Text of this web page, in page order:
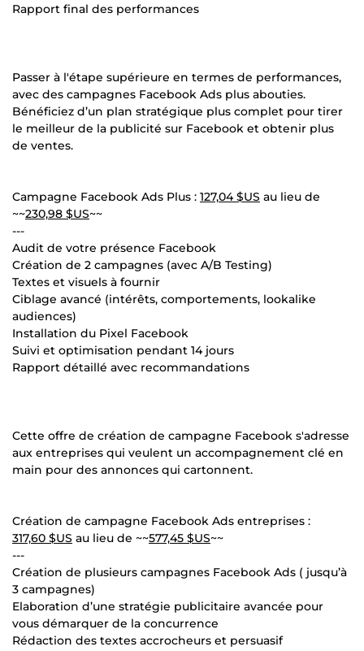
Rapport final des performances
Passer à l'étape supérieure en termes de performances,
avec des campagnes Facebook Ads plus abouties.
Bénéficiez d’un plan stratégique plus complet pour tirer
le meilleur de la publicité sur Facebook et obtenir plus
de ventes.
Campagne Facebook Ads Plus : 127,04 $US au lieu de
~~230,98 $US~~
---
Audit de votre présence Facebook
Création de 2 campagnes (avec A/B Testing)
Textes et visuels à fournir
Ciblage avancé (intérêts, comportements, lookalike
audiences)
Installation du Pixel Facebook
Suivi et optimisation pendant 14 jours
Rapport détaillé avec recommandations
Cette offre de création de campagne Facebook s'adresse
aux entreprises qui veulent un accompagnement clé en
main pour des annonces qui cartonnent.
Création de campagne Facebook Ads entreprises :
317,60 $US au lieu de ~~577,45 $US~~
---
Création de plusieurs campagnes Facebook Ads ( jusqu’à
3 campagnes)
Elaboration d’une stratégie publicitaire avancée pour
vous démarquer de la concurrence
Rédaction des textes accrocheurs et persuasif